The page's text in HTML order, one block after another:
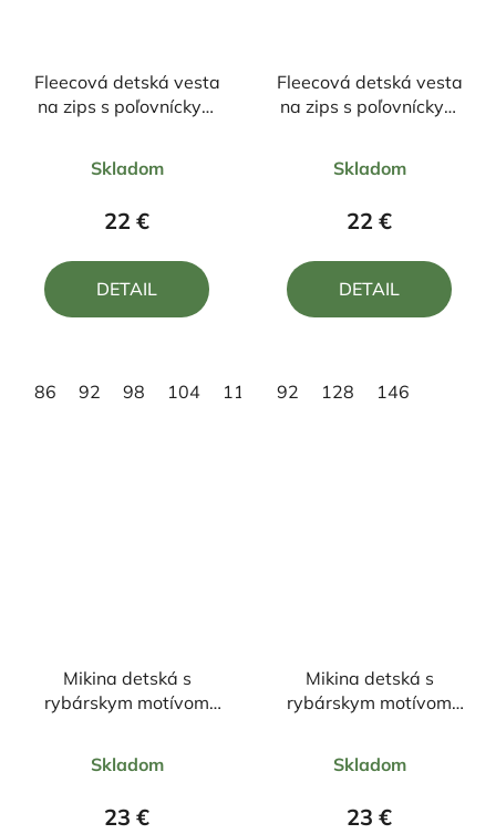
Fleecová detská vesta
na zips s poľovníckym
hodnotenie
produktu
z
Skladom
22 €
DETAIL
86 92 98 104 110 116 128 134
Fleecová detská vesta
na zips s poľovníckym
hodnotenie
produktu
z
Skladom
22 €
DETAIL
92 128 146
Mikina detská s
rybárskym motívom
hodnotenie
produktu
Skladom
23 €
Mikina detská s
rybárskym motívom
hodnotenie
produktu
Skladom
23 €